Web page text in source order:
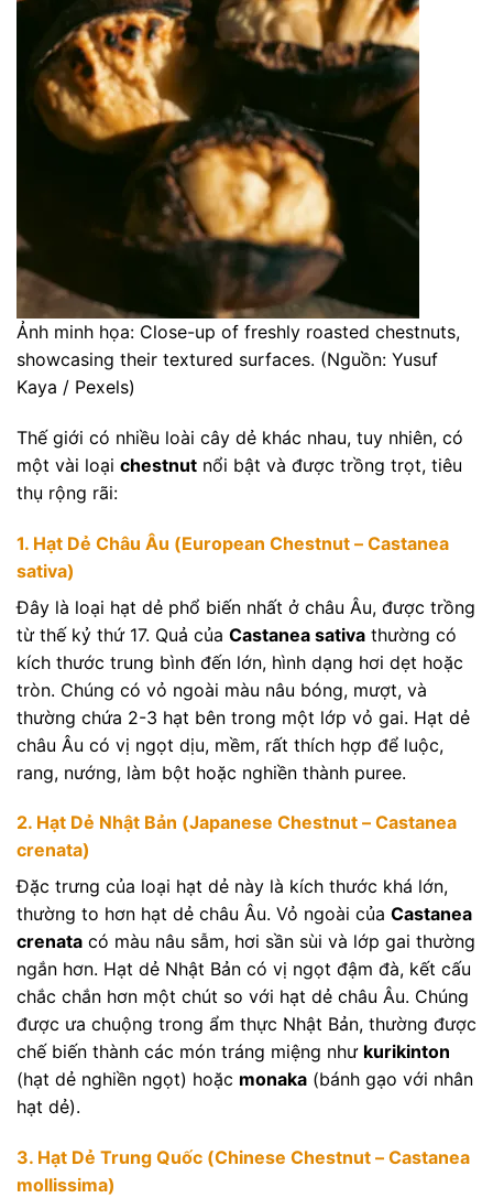
Ảnh minh họa: Close-up of freshly roasted chestnuts,
showcasing their textured surfaces. (Nguồn: Yusuf
Kaya / Pexels)
Thế giới có nhiều loài cây dẻ khác nhau, tuy nhiên, có
một vài loại chestnut nổi bật và được trồng trọt, tiêu
thụ rộng rãi:
1. Hạt Dẻ Châu Âu (European Chestnut – Castanea
sativa)
Đây là loại hạt dẻ phổ biến nhất ở châu Âu, được trồng
từ thế kỷ thứ 17. Quả của Castanea sativa thường có
kích thước trung bình đến lớn, hình dạng hơi dẹt hoặc
tròn. Chúng có vỏ ngoài màu nâu bóng, mượt, và
thường chứa 2-3 hạt bên trong một lớp vỏ gai. Hạt dẻ
châu Âu có vị ngọt dịu, mềm, rất thích hợp để luộc,
rang, nướng, làm bột hoặc nghiền thành puree.
2. Hạt Dẻ Nhật Bản (Japanese Chestnut – Castanea
crenata)
Đặc trưng của loại hạt dẻ này là kích thước khá lớn,
thường to hơn hạt dẻ châu Âu. Vỏ ngoài của Castanea
crenata có màu nâu sẫm, hơi sần sùi và lớp gai thường
ngắn hơn. Hạt dẻ Nhật Bản có vị ngọt đậm đà, kết cấu
chắc chắn hơn một chút so với hạt dẻ châu Âu. Chúng
được ưa chuộng trong ẩm thực Nhật Bản, thường được
chế biến thành các món tráng miệng như kurikinton
(hạt dẻ nghiền ngọt) hoặc monaka (bánh gạo với nhân
hạt dẻ).
3. Hạt Dẻ Trung Quốc (Chinese Chestnut – Castanea
mollissima)